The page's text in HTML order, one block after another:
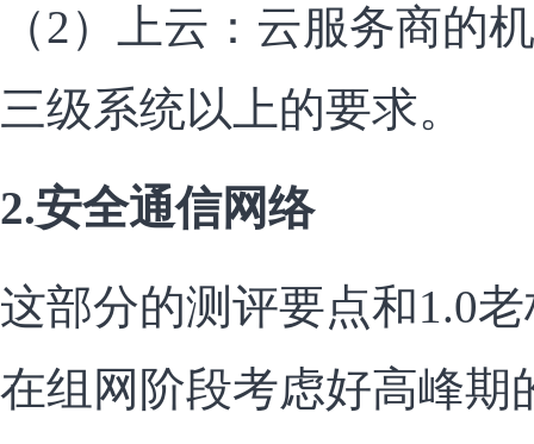
（2）上云：云服务商的
三级系统以上的要求。
2.安全通信网络
这部分的测评要点和1.0
在组网阶段考虑好高峰期